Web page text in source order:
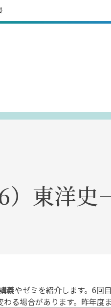
）東洋
やゼミを紹介します。6回
る場合があります。昨年度